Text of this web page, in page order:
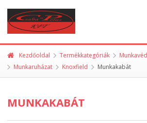
Kezdőoldal Termékkategóriák
Munkaruházat
Knoxfield Munkakabát
MUNKAKABÁT